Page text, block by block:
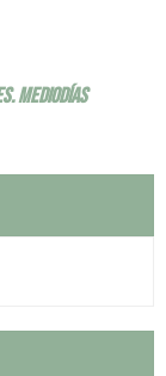
MEDIODÍAS